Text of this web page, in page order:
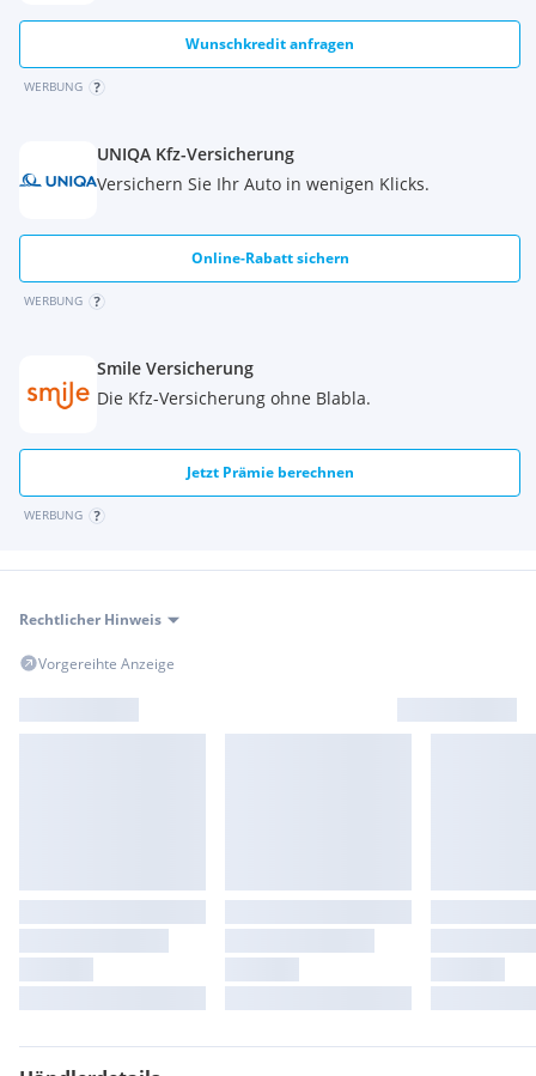
Wunschkredit anfragen
WERBUNG
UNIQA Kfz-Versicherung
Versichern Sie Ihr Auto in wenigen Klicks.
Online-Rabatt sichern
WERBUNG
Smile Versicherung
Die Kfz-Versicherung ohne Blabla.
Jetzt Prämie berechnen
WERBUNG
Rechtlicher Hinweis
Vorgereihte Anzeige